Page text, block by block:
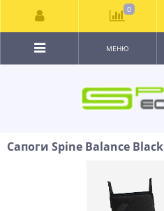
МЕНЮ
Сапоги Spine Balance Black
0